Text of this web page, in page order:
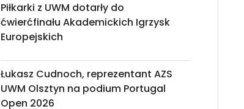
Piłkarki z UWM dotarły do
ćwierćfinału Akademickich Igrzysk
Europejskich
Łukasz Cudnoch, reprezentant AZS
UWM Olsztyn na podium Portugal
Open 2026